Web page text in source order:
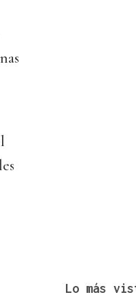
Lo más